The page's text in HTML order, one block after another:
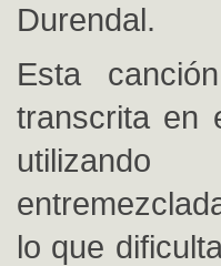
Durendal.
Esta
transcrita en
lo que